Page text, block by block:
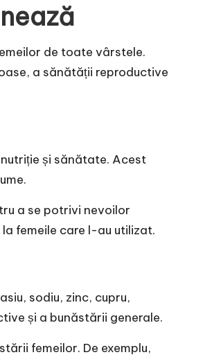
de toate vârstele.
a sănătății reproductive
și sănătate. Acest
a se potrivi nevoilor
femeile care l-au utilizat.
sodiu, zinc, cupru,
și a bunăstării generale.
femeilor. De exemplu,